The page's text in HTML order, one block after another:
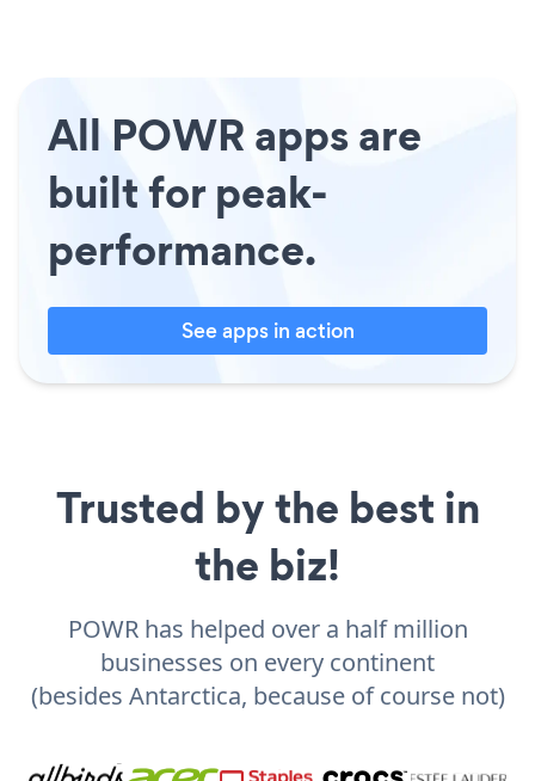
All POWR apps are
built for peak-
performance.
See apps in action
Trusted by the best in
the biz!
POWR has helped over a half million
businesses on every continent
(besides Antarctica, because of course not)